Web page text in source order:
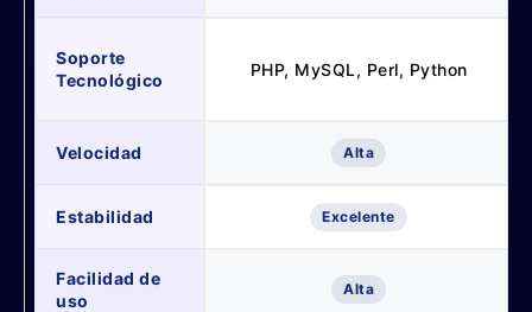
Soporte
Tecnológico
PHP, MySQL, Perl, Python
Velocidad Alta
Estabilidad Excelente
Facilidad de
uso
Alta